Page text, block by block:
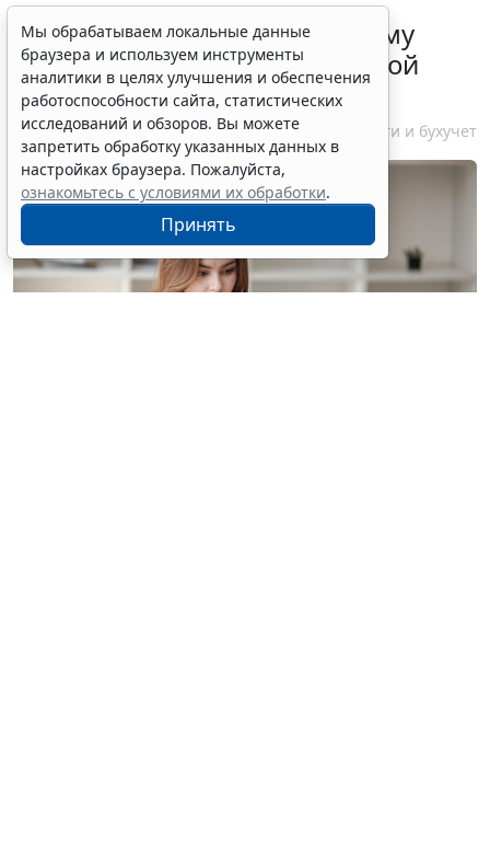
ФНС России рассказала малому
бизнесу о порядке упрощенной
ликвидации компании
7 августа 2026 18:16 Налоги и бухучет
Мы обрабатываем локальные данные
браузера и используем инструменты
аналитики в целях улучшения и обеспечения
работоспособности сайта, статистических
исследований и обзоров. Вы можете
запретить обработку указанных данных в
настройках браузера. Пожалуйста,
ознакомьтесь с условиями их обработки.
Принять